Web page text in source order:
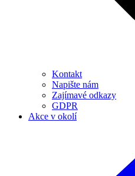
Kontakt
Napište nám
Zajímavé odkazy
GDPR
Akce v okolí